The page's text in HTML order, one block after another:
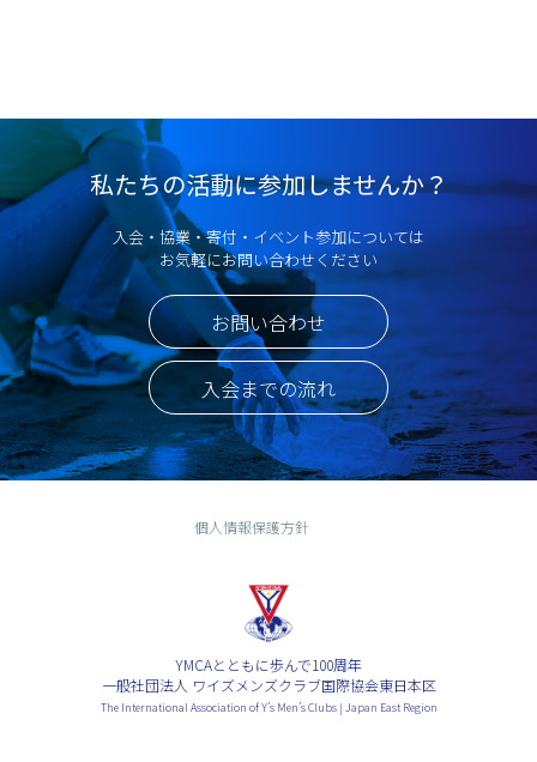
私たちの活動に参加しませんか？
入会・協業・寄付・イベント参加については
お気軽にお問い合わせください
お問い合わせ
入会までの流れ
個人情報保護方針
YMCAとともに歩んで100周年
一般社団法人 ワイズメンズクラブ国際協会東日本区
The International Association of Y’s Men’s Clubs | Japan East Region